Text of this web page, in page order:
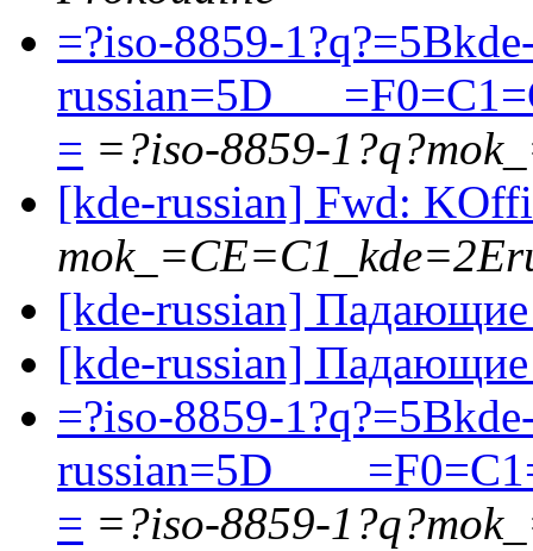
=?iso-8859-
= =?iso-8859-
[kde-russian] Fwd:
[kde-russian]
[kde-russian]
=?iso-8859-
= =?iso-8859-